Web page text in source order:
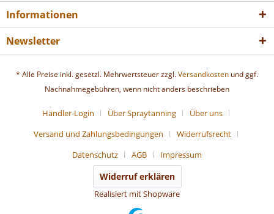
Informationen
Newsletter
* Alle Preise inkl. gesetzl. Mehrwertsteuer zzgl.Versandkosten und ggf.
Nachnahmegebühren, wenn nicht anders beschrieben
Händler-Login Über Spraytanning
Über uns
Versand und Zahlungsbedingungen
Widerrufsrecht
Datenschutz
AGB Impressum
Widerruf erklären
Realisiert mit Shopware